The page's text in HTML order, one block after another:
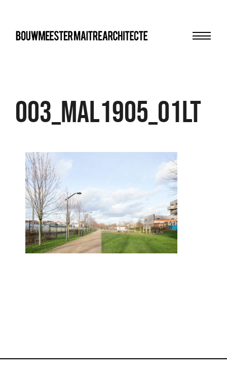
003_MAL1905_01LT